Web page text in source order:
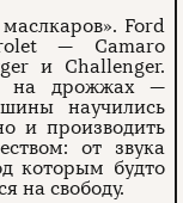
Ford
— Camaro
и Challenger.
на дрожжах —
научились
и производить
от звука
которым будто
на свободу.